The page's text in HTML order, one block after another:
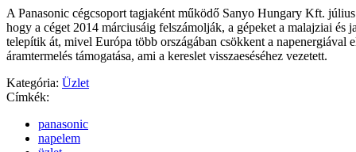
A Panasonic cégcsoport tagjaként működő Sanyo Hungary Kft.
hogy a céget 2014 márciusáig felszámolják, a gépeket a malajziai és
telepítik át, mivel Európa több országában csökkent a napenergiával
áramtermelés támogatása, ami a kereslet visszaeséséhez vezetett.
Kategória: Üzlet
Címkék:
panasonic
napelem